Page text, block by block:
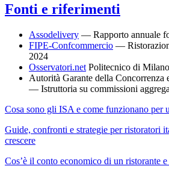
Fonti e riferimenti
Assodelivery — Rapporto annuale
FIPE-Confcommercio —
2024
Osservatori.net Politecnico di
Autorità Garante della
— Istruttoria su commissioni
Cosa sono gli ISA e come funzionano per
Guide, confronti e strategie per ristoratori
crescere
Cos’è il conto economico di un ristorante